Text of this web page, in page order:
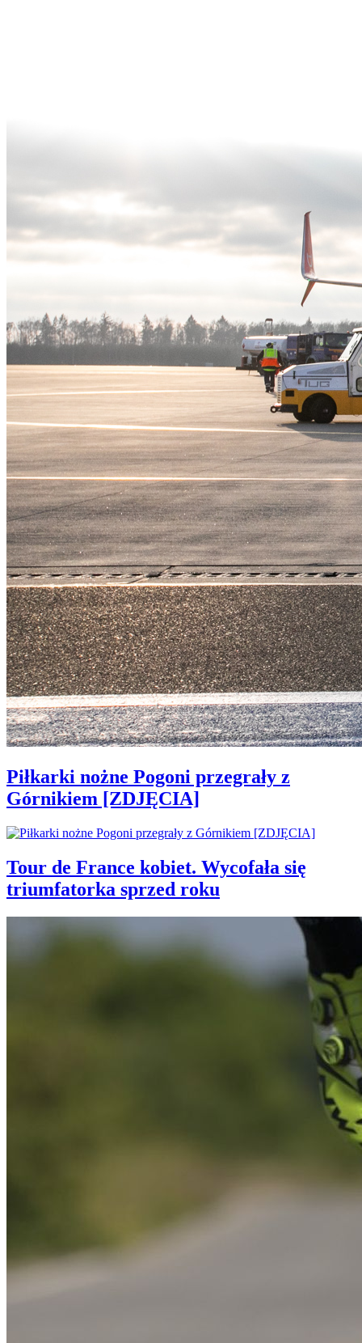
Piłkarki nożne Pogoni przegrały z
Górnikiem [ZDJĘCIA]
Tour de France kobiet. Wycofała się
triumfatorka sprzed roku